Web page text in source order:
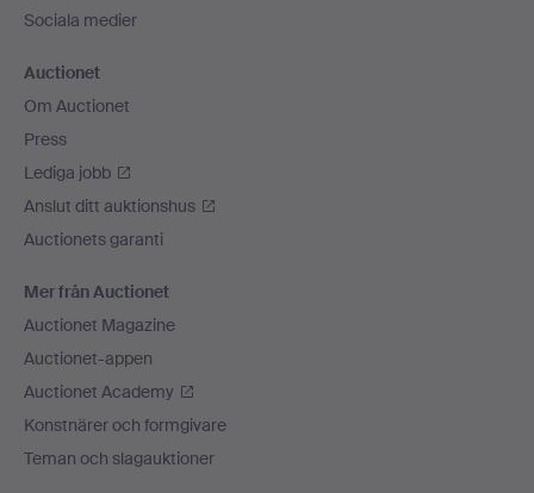
Sociala medier
Auctionet
Om Auctionet
Press
Lediga jobb
Anslut ditt auktionshus
Auctionets garanti
Mer från Auctionet
Auctionet Magazine
Auctionet-appen
Auctionet Academy
Konstnärer och formgivare
Teman och slagauktioner